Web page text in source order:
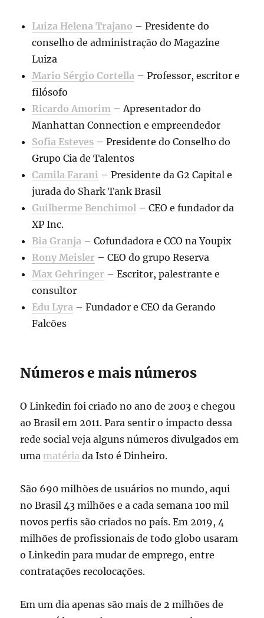
Luiza Helena Trajano – Presidente do
conselho de administração do Magazine
Luiza
Mario Sérgio Cortella – Professor, escritor e
filósofo
Ricardo Amorim – Apresentador do
Manhattan Connection e empreendedor
Sofia Esteves – Presidente do Conselho do
Grupo Cia de Talentos
Camila Farani – Presidente da G2 Capital e
jurada do Shark Tank Brasil
Guilherme Benchimol – CEO e fundador da
XP Inc.
Bia Granja – Cofundadora e CCO na Youpix
Rony Meisler – CEO do grupo Reserva
Max Gehringer – Escritor, palestrante e
consultor
Edu Lyra – Fundador e CEO da Gerando
Falcões
Números e mais números
O Linkedin foi criado no ano de 2003 e chegou
ao Brasil em 2011. Para sentir o impacto dessa
rede social veja alguns números divulgados em
umamatéria da Isto é Dinheiro.
São 690 milhões de usuários no mundo, aqui
no Brasil 43 milhões e a cada semana 100 mil
novos perfis são criados no país. Em 2019, 4
milhões de profissionais de todo globo usaram
o Linkedin para mudar de emprego, entre
contratações recolocações.
Em um dia apenas são mais de 2 milhões de